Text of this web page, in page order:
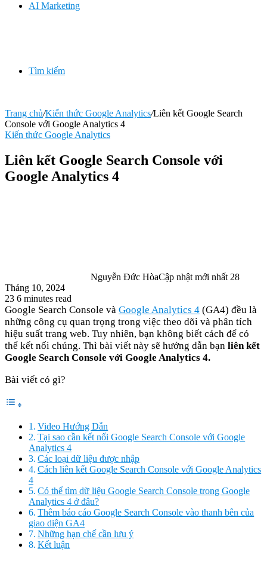
AI Marketing
Tìm kiếm
Trang chủ/Kiến thức Google Analytics/Liên kết Google Search
Console với Google Analytics 4
Kiến thức Google Analytics
Liên kết Google Search Console với
Google Analytics 4
Nguyễn Đức HòaCập nhật mới nhất 28
Tháng 10, 2024
23 6 minutes read
Google Search Console và Google Analytics 4 (GA4) đều là
những công cụ quan trọng trong việc theo dõi và phân tích
hiệu suất trang web. Tuy nhiên, bạn không biết cách để có
thể kết nối chúng. Thì bài viết này sẽ hướng dẫn bạn liên kết
Google Search Console với Google Analytics 4.
Bài viết có gì?
Video Hướng Dẫn
Tại sao cần kết nối Google Search Console với Google
Analytics 4
Các loại dữ liệu được nhập
Cách liên kết Google Search Console với Google Analytics
4
Có thể tìm dữ liệu Google Search Console trong Google
Analytics 4 ở đâu?
Thêm báo cáo Google Search Console vào thanh bên của
giao diện GA4
Những hạn chế cần lưu ý
Kết luận